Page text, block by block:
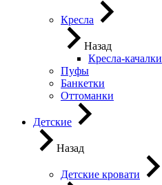
Кресла
Назад
Кресла-качалки
Пуфы
Банкетки
Оттоманки
Детские
Назад
Детские кровати